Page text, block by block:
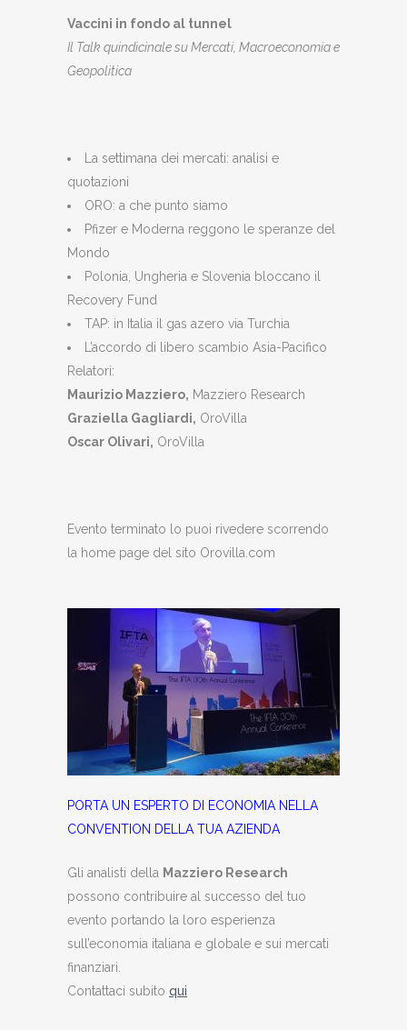
Vaccini in fondo al tunnel
Il Talk quindicinale su Mercati, Macroeconomia e
Geopolitica
La settimana dei mercati: analisi e
quotazioni
ORO: a che punto siamo
Pfizer e Moderna reggono le speranze del
Mondo
Polonia, Ungheria e Slovenia bloccano il
Recovery Fund
TAP: in Italia il gas azero via Turchia
L’accordo di libero scambio Asia-Pacifico
Relatori:
Maurizio Mazziero, Mazziero Research
Graziella Gagliardi, OroVilla
Oscar Olivari, OroVilla
Evento terminato lo puoi rivedere scorrendo
la home page del sito Orovilla.com
PORTA UN ESPERTO DI ECONOMIA NELLA
CONVENTION DELLA TUA AZIENDA
Gli analisti della Mazziero Research
possono contribuire al successo del tuo
evento portando la loro esperienza
sull’economia italiana e globale e sui mercati
finanziari.
Contattaci subito qui